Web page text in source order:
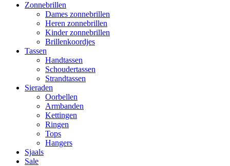
Zonnebrillen
Dames zonnebrillen
Heren zonnebrillen
Kinder zonnebrillen
Brillenkoordjes
Tassen
Handtassen
Schoudertassen
Strandtassen
Sieraden
Oorbellen
Armbanden
Kettingen
Ringen
Tops
Hangers
Sjaals
Sale